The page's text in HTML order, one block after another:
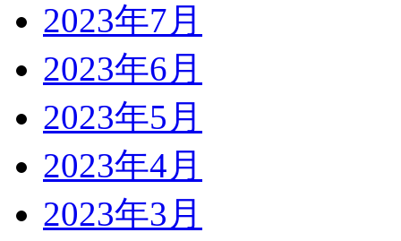
2023年7月
2023年6月
2023年5月
2023年4月
2023年3月